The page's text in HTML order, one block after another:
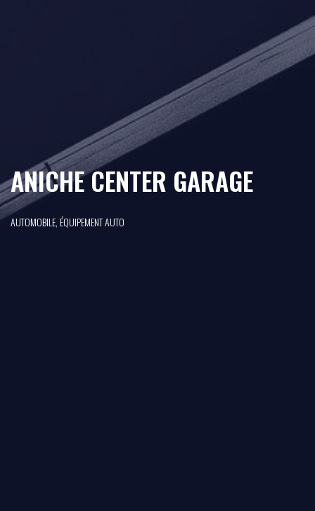
ANICHE CENTER GARAGE
AUTOMOBILE, ÉQUIPEMENT AUTO